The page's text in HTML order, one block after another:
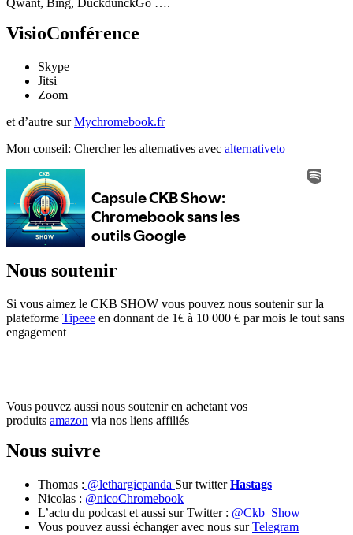
Qwant, Bing, DuckdunckGo ….
VisioConférence
Skype
Jitsi
Zoom
et d’autre surMychromebook.fr
Mon conseil: Chercher les alternatives avec alternativeto
Nous soutenir
Si vous aimez le CKB SHOW vous pouvez nous soutenir sur la
plateforme Tipeee en donnant de 1€ à 10 000 € par mois le tout sans
engagement
Vous pouvez aussi nous soutenir en achetant vos
produits amazon via nos liens affiliés
Nous suivre
Thomas : @lethargicpanda Sur twitterHastags
Nicolas : @nicoChromebook
L’actu du podcast et aussi sur Twitter : @Ckb_Show
Vous pouvez aussi échanger avec nous surTelegram